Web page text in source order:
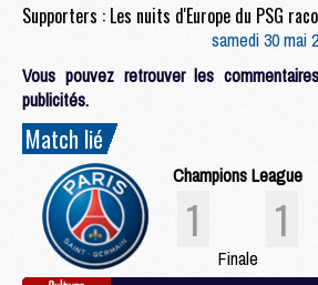
samedi 30 mai
Vous pouvez retrouver les
publicités.
Match lié
Champions League
1 1
Finale